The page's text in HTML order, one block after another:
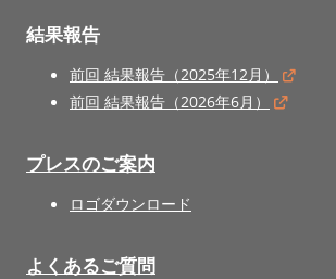
結果報告
前回 結果報告（2025年12月）
前回 結果報告（2026年6月）
プレスのご案内
ロゴダウンロード
よくあるご質問